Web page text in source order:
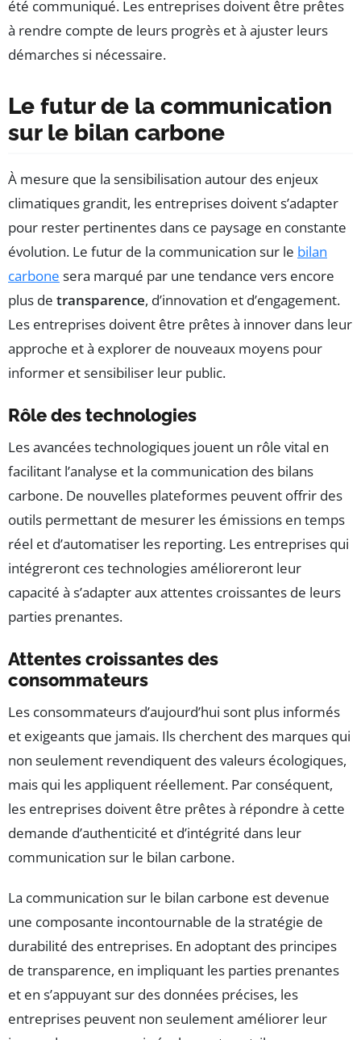
été communiqué. Les entreprises doivent être prêtes
à rendre compte de leurs progrès et à ajuster leurs
démarches si nécessaire.
Le futur de la communication
sur le bilan carbone
À mesure que la sensibilisation autour des enjeux
climatiques grandit, les entreprises doivent s’adapter
pour rester pertinentes dans ce paysage en constante
évolution. Le futur de la communication sur le bilan
carbone sera marqué par une tendance vers encore
plus de transparence, d’innovation et d’engagement.
Les entreprises doivent être prêtes à innover dans leur
approche et à explorer de nouveaux moyens pour
informer et sensibiliser leur public.
Rôle des technologies
Les avancées technologiques jouent un rôle vital en
facilitant l’analyse et la communication des bilans
carbone. De nouvelles plateformes peuvent offrir des
outils permettant de mesurer les émissions en temps
réel et d’automatiser les reporting. Les entreprises qui
intégreront ces technologies amélioreront leur
capacité à s’adapter aux attentes croissantes de leurs
parties prenantes.
Attentes croissantes des
consommateurs
Les consommateurs d’aujourd’hui sont plus informés
et exigeants que jamais. Ils cherchent des marques qui
non seulement revendiquent des valeurs écologiques,
mais qui les appliquent réellement. Par conséquent,
les entreprises doivent être prêtes à répondre à cette
demande d’authenticité et d’intégrité dans leur
communication sur le bilan carbone.
La communication sur le bilan carbone est devenue
une composante incontournable de la stratégie de
durabilité des entreprises. En adoptant des principes
de transparence, en impliquant les parties prenantes
et en s’appuyant sur des données précises, les
entreprises peuvent non seulement améliorer leur